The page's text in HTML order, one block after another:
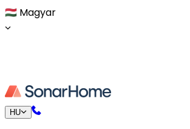
🇭🇺 Magyar
HU